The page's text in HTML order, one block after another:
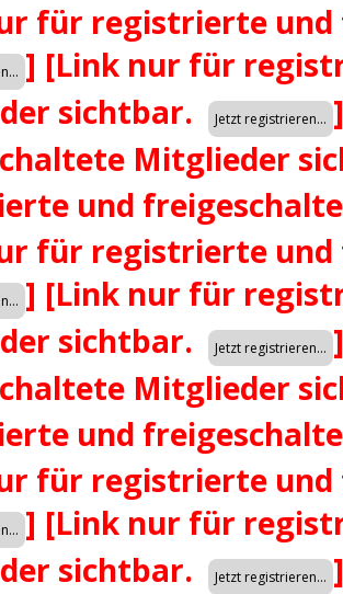
für registrierte
] [Link nur für
sichtbar.
]
Mitglieder
und
für registrierte
] [Link nur für
sichtbar.
]
Mitglieder
und
für registrierte
] [Link nur für
sichtbar.
]